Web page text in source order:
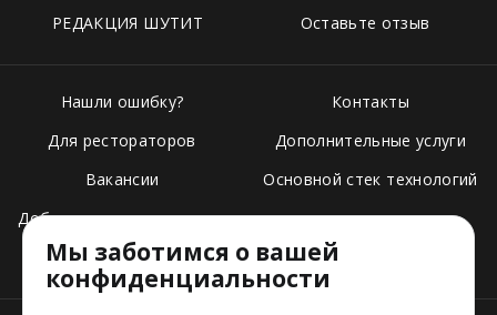
РЕДАКЦИЯ ШУТИТ
Оставьте отзыв
Нашли ошибку?
Для рестораторов
Вакансии
Добавить свое заведение
Тарифы
Контакты
Дополнительные услуги
Основной стек технологий
Мы заботимся о вашей
конфиденциальности